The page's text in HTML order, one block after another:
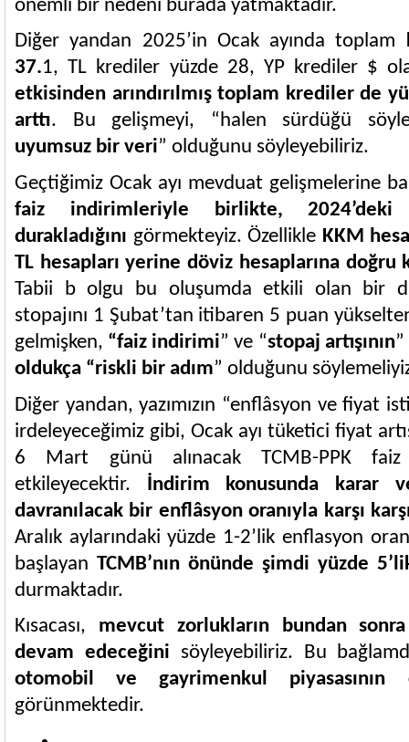
önemli bir nedeni burada yatmaktadır.
Diğer yandan 2025’in Ocak ayında toplam
37.1, TL krediler yüzde 28, YP krediler $
etkisinden arındırılmış toplam krediler de
arttı. Bu gelişmeyi, “halen sürdüğü
uyumsuz bir veri” olduğunu söyleyebiliriz.
Geçtiğimiz Ocak ayı mevduat gelişmelerine
faiz indirimleriyle birlikte, 2024’deki
durakladığını görmekteyiz. Özellikle KKM
TL hesapları yerine döviz hesaplarına doğru
Tabii b olgu bu oluşumda etkili olan bir
stopajını 1 Şubat’tan itibaren 5 puan
gelmişken, “faiz indirimi” ve “stopaj artışının”
oldukça “riskli bir adım” olduğunu
Diğer yandan, yazımızın “enflâsyon ve fiyat
irdeleyeceğimiz gibi, Ocak ayı tüketici fiyat
6 Mart günü alınacak TCMB-PPK faiz
etkileyecektir.
İndirim konusunda karar
davranılacak bir enflâsyon oranıyla karşı
Aralık aylarındaki yüzde 1-2’lik enflasyon
başlayan TCMB’nın önünde şimdi yüzde
durmaktadır.
Kısacası, mevcut zorlukların bundan
devam edeceğini söyleyebiliriz. Bu
otomobil ve gayrimenkul piyasasının
görünmektedir.